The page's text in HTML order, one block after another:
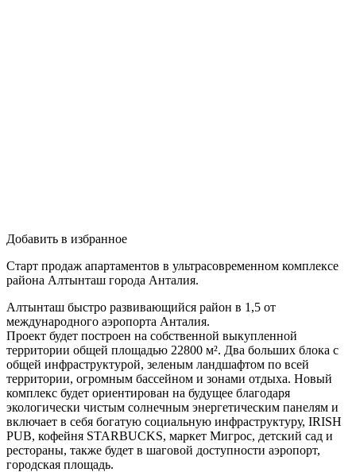
Добавить в избранное
Старт продаж апартаментов в ультрасовременном комплексе
района Алтынташ города Анталия.
Алтынташ быстро развивающийся район в 1,5 от
международного аэропорта Анталия.
Проект будет построен на собственной выкупленной
территории общей площадью 22800 м². Два больших блока с
общей инфраструктурой, зеленым ландшафтом по всей
территории, огромным бассейном и зонами отдыха. Новый
комплекс будет ориентирован на будущее благодаря
экологически чистым солнечным энергетическим панелям и
включает в себя богатую социальную инфраструктуру, IRISH
PUB, кофейня STARBUCKS, маркет Мигрос, детский сад и
рестораны, также будет в шаговой доступности аэропорт,
городская площадь.